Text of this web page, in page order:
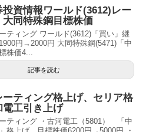
資情報ワールド(3612)レー
大同特殊鋼目標株価
ティング ワールド(3612)「買い」継
円→2000円 大同特殊鋼(5471)「中
株価4...
記事を読む
ーティング格上げ、セリア格
電工引き上げ
ティング ・古河電工（5801） 「中